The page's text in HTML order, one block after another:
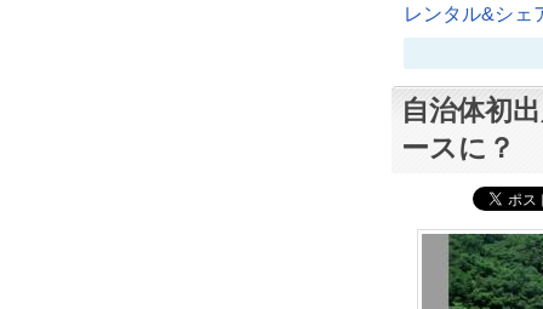
レンタル&シェ
自治体初
ースに？